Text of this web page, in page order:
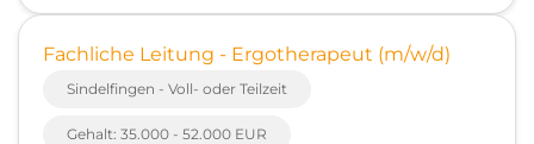
Fachliche Leitung - Ergotherapeut (m/w/d)
Sindelfingen - Voll- oder Teilzeit
Gehalt: 35.000 - 52.000 EUR